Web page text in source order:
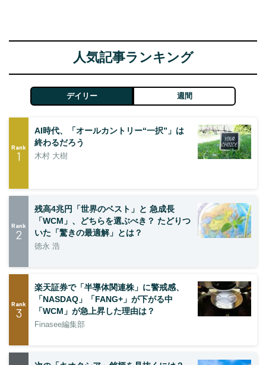
人気記事ランキング
デイリー 週間
Rank
1
AI時代、「オールカントリー“一択”」は
終わるだろう
木村 大樹
Rank
2
残高4兆円「世界のベスト」と 急成長
「WCM」、どちらを選ぶべき？ たどりつ
いた「驚きの最適解」とは？
徳永 浩
Rank
3
楽天証券で「半導体関連株」に警戒感、
「NASDAQ」「FANG+」が下がる中
「WCM」が急上昇した理由は？
Finasee編集部